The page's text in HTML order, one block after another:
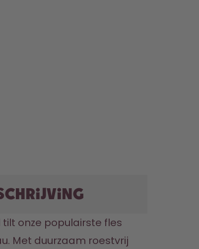
tilt onze populairste fles
Met duurzaam roestvrij